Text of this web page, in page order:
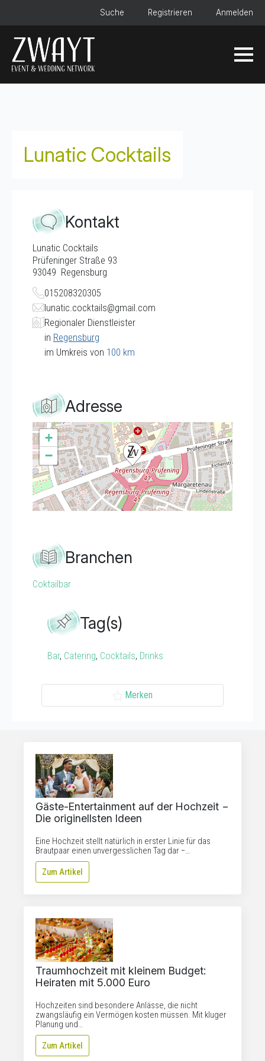
Suche Registrieren Anmelden
Lunatic Cocktails
Kontakt
Lunatic Cocktails
Prüfeninger Straße 93
93049 Regensburg
015208320305
lunatic.cocktails@gmail.com
Regionaler Dienstleister
in Regensburg
im Umkreis von 100 km
Adresse
+
−
Branchen
Coktailbar
Tag(s)
Bar, Catering, Cocktails, Drinks
Merken
Gäste-Entertainment auf der Hochzeit −
Die originellsten Ideen
Eine Hochzeit stellt natürlich in erster Linie für das
Brautpaar einen unvergesslichen Tag dar −…
Zum Artikel
Traumhochzeit mit kleinem Budget:
Heiraten mit 5.000 Euro
Hochzeiten sind besondere Anlässe, die nicht
zwangsläufig ein Vermögen kosten müssen. Mit kluger
Planung und…
Zum Artikel